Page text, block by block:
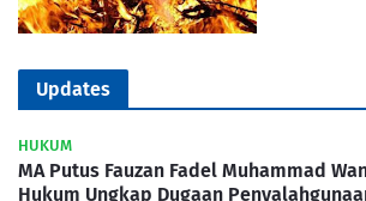
Updates
HUKUM
MA Putus Fauzan Fadel Muhammad
Hukum Ungkap Dugaan